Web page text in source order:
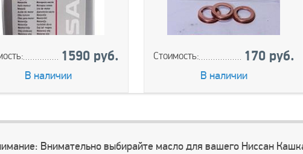
1590 руб.
В наличии
Стоимость: 170 руб.
В наличии
Внимательно выбирайте масло для вашего Ниссан